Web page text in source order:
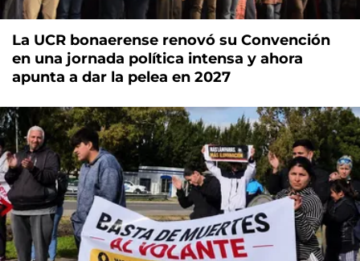
La UCR bonaerense renovó su Convención
en una jornada política intensa y ahora
apunta a dar la pelea en 2027